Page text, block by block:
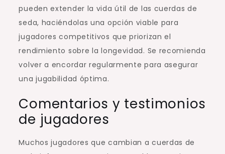
pueden extender la vida útil de las cuerdas de
seda, haciéndolas una opción viable para
jugadores competitivos que priorizan el
rendimiento sobre la longevidad. Se recomienda
volver a encordar regularmente para asegurar
una jugabilidad óptima.
Comentarios y testimonios
de jugadores
Muchos jugadores que cambian a cuerdas de